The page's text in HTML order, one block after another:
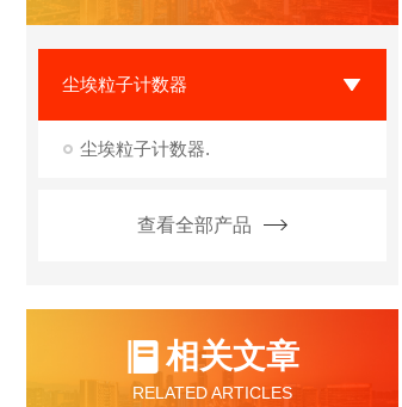
尘埃粒子计数器
尘埃粒子计数器.
查看全部产品
相关文章
RELATED ARTICLES